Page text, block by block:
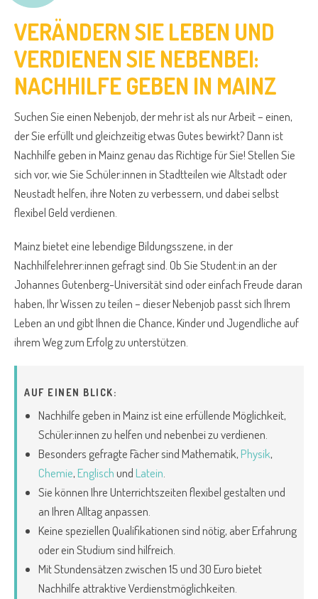
VERÄNDERN SIE LEBEN UND
VERDIENEN SIE NEBENBEI:
NACHHILFE GEBEN IN MAINZ
Suchen Sie einen Nebenjob, der mehr ist als nur Arbeit – einen,
der Sie erfüllt und gleichzeitig etwas Gutes bewirkt? Dann ist
Nachhilfe geben in Mainz genau das Richtige für Sie! Stellen Sie
sich vor, wie Sie Schüler:innen in Stadtteilen wie Altstadt oder
Neustadt helfen, ihre Noten zu verbessern, und dabei selbst
flexibel Geld verdienen.
Mainz bietet eine lebendige Bildungsszene, in der
Nachhilfelehrer:innen gefragt sind. Ob Sie Student:in an der
Johannes Gutenberg-Universität sind oder einfach Freude daran
haben, Ihr Wissen zu teilen – dieser Nebenjob passt sich Ihrem
Leben an und gibt Ihnen die Chance, Kinder und Jugendliche auf
ihrem Weg zum Erfolg zu unterstützen.
AUF EINEN BLICK:
Nachhilfe geben in Mainz ist eine erfüllende Möglichkeit,
Schüler:innen zu helfen und nebenbei zu verdienen.
Besonders gefragte Fächer sind Mathematik, Physik,
Chemie, Englischund Latein
Sie können Ihre Unterrichtszeiten flexibel gestalten und
an Ihren Alltag anpassen.
Keine speziellen Qualifikationen sind nötig, aber Erfahrung
oder ein Studium sind hilfreich.
Mit Stundensätzen zwischen 15 und 30 Euro bietet
Nachhilfe attraktive Verdienstmöglichkeiten.